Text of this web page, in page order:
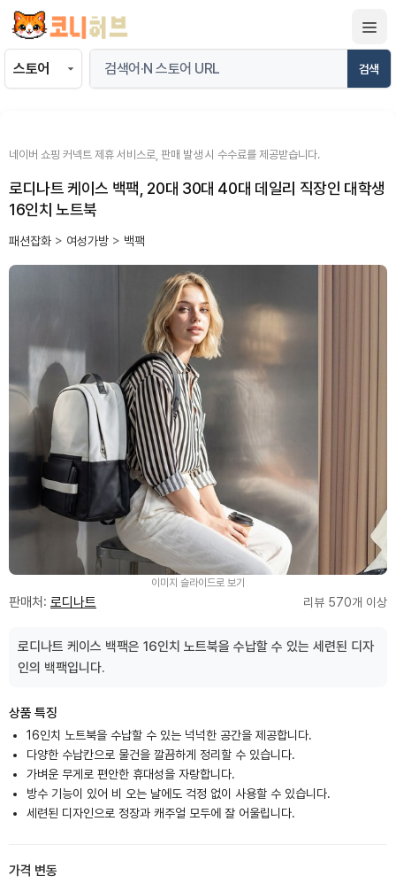
츠
검색
네이버 쇼핑 커넥트 제휴 서비스로, 판매 발생 시 수수료를 제공받습니다.
로디나트 케이스 백팩, 20대 30대 40대 데일리 직장인 대학생
16인치 노트북
패션잡화 > 여성가방 > 백팩
이미지 슬라이드로 보기
판매처: 로디나트 리뷰 570개 이상
로디나트 케이스 백팩은 16인치 노트북을 수납할 수 있는 세련된 디자
인의 백팩입니다.
상품 특징
16인치 노트북을 수납할 수 있는 넉넉한 공간을 제공합니다.
다양한 수납칸으로 물건을 깔끔하게 정리할 수 있습니다.
가벼운 무게로 편안한 휴대성을 자랑합니다.
방수 기능이 있어 비 오는 날에도 걱정 없이 사용할 수 있습니다.
세련된 디자인으로 정장과 캐주얼 모두에 잘 어울립니다.
가격 변동